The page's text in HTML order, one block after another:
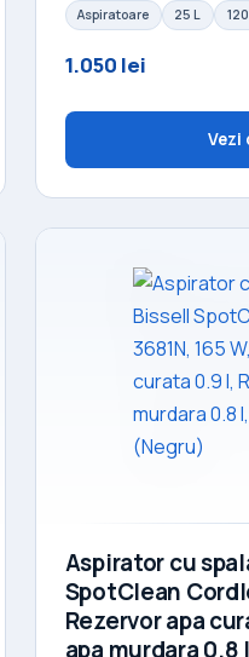
Aspiratoare 25 L
1.050 lei
Vezi
Aspirator cu
SpotClean
Rezervor apa
apa murdara